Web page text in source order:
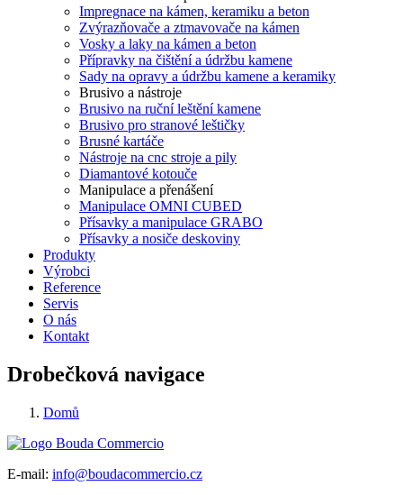
Impregnace na kámen, keramiku a beton
Zvýrazňovače a ztmavovače na kámen
Vosky a laky na kámen a beton
Přípravky na čištění a údržbu kamene
Sady na opravy a údržbu kamene a keramiky
Brusivo a nástroje
Brusivo na ruční leštění kamene
Brusivo pro stranové leštičky
Brusné kartáče
Nástroje na cnc stroje a pily
Diamantové kotouče
Manipulace a přenášení
Manipulace OMNI CUBED
Přísavky a manipulace GRABO
Přísavky a nosiče deskoviny
Produkty
Výrobci
Reference
Servis
O nás
Kontakt
Drobečková navigace
Domů
E-mail: info@boudacommercio.cz